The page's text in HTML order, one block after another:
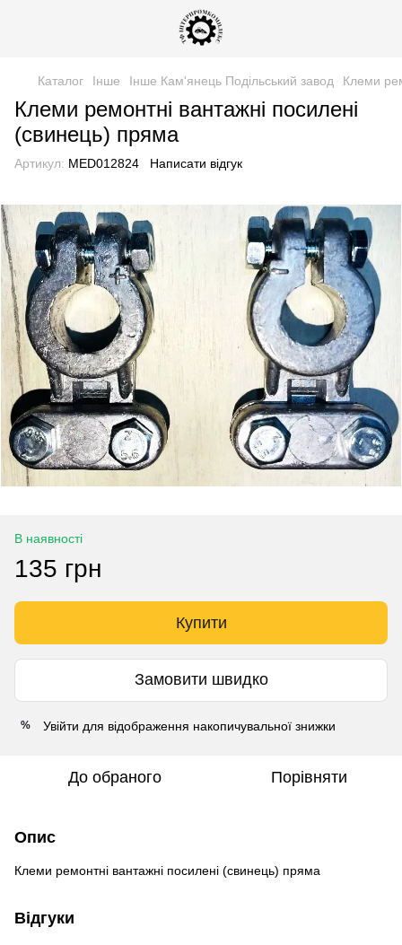
Каталог Інше Інше Кам'янець Подільський завод Клеми
Клеми ремонтні вантажні посилені
(свинець) пряма
Артикул: MED012824 Написати відгук
В наявності
135 грн
Купити
Замовити швидко
% Увійти для відображення накопичувальної знижки
До обраного Порівняти
Опис
Клеми ремонтні вантажні посилені (свинець) пряма
Відгуки